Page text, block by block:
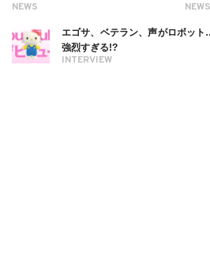
NEWS NEWS
INTERVIEW
エゴサ、ベテラン、声がロボッ
強烈すぎる!?